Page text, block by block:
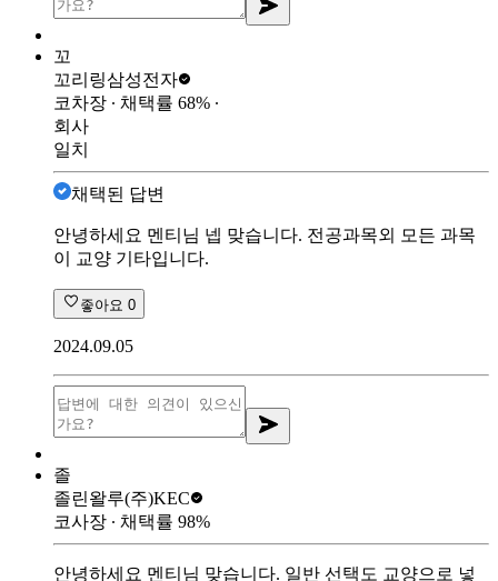
꼬
꼬리링삼성전자
코차장 ∙ 채택률 68% ∙
회사
일치
채택된 답변
안녕하세요 멘티님 넵 맞습니다. 전공과목외 모든 과목
이 교양 기타입니다.
좋아요 0
2024.09.05
졸
졸린왈루(주)KEC
코사장 ∙ 채택률 98%
안녕하세요 멘티님 맞습니다. 일반 선택도 교양으로 넣